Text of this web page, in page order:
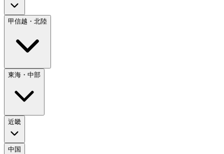
甲信越・北陸
東海・中部
近畿
中国